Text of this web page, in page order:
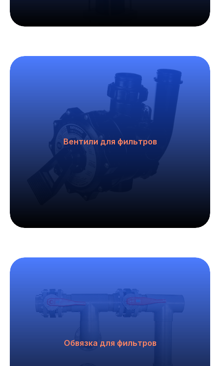
Вентили для фильтров
Обвязка для фильтров